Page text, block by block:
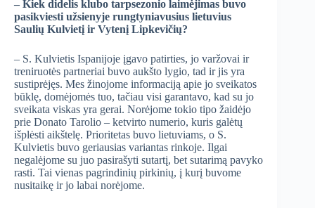
– Kiek didelis klubo tarpsezonio laimėjimas buvo
pasikviesti užsienyje rungtyniavusius lietuvius
Saulių Kulvietį ir Vytenį Lipkevičių?
– S. Kulvietis Ispanijoje įgavo patirties, jo varžovai ir
treniruotės partneriai buvo aukšto lygio, tad ir jis yra
sustiprėjęs. Mes žinojome informaciją apie jo sveikatos
būklę, domėjomės tuo, tačiau visi garantavo, kad su jo
sveikata viskas yra gerai. Norėjome tokio tipo žaidėjo
prie Donato Tarolio – ketvirto numerio, kuris galėtų
išplėsti aikštelę. Prioritetas buvo lietuviams, o S.
Kulvietis buvo geriausias variantas rinkoje. Ilgai
negalėjome su juo pasirašyti sutartį, bet sutarimą pavyko
rasti. Tai vienas pagrindinių pirkinių, į kurį buvome
nusitaikę ir jo labai norėjome.